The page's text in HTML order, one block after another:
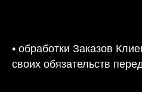
• обработки Заказов
своих обязательств